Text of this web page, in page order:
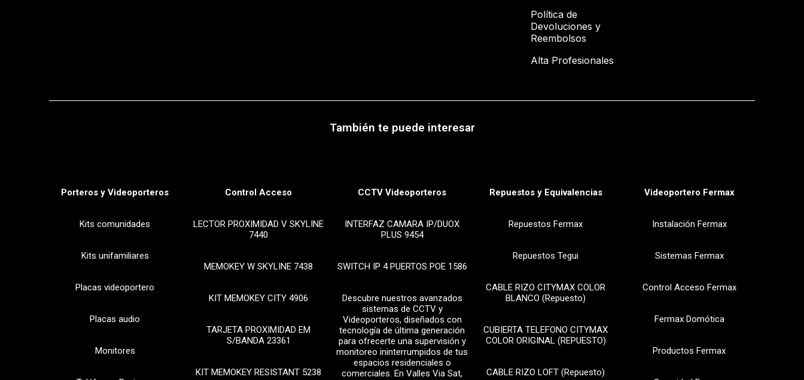
Política de
Devoluciones y
Reembolsos
Alta Profesionales
También te puede interesar
Porteros y Videoporteros
Kits comunidades
Kits unifamiliares
Placas videoportero
Placas audio
Monitores
Control Acceso
LECTOR PROXIMIDAD V SKYLINE
7440
MEMOKEY W SKYLINE 7438
KIT MEMOKEY CITY 4906
TARJETA PROXIMIDAD EM
S/BANDA 23361
KIT MEMOKEY RESISTANT 5238
CCTV Videoporteros
INTERFAZ CAMARA IP/DUOX
PLUS 9454
SWITCH IP 4 PUERTOS POE 1586
Descubre nuestros avanzados
sistemas de CCTV y
Videoporteros, diseñados con
tecnología de última generación
para ofrecerte una supervisión y
monitoreo ininterrumpidos de tus
espacios residenciales o
comerciales. En Valles Via Sat,
Repuestos y Equivalencias
Repuestos Fermax
Repuestos Tegui
CABLE RIZO CITYMAX COLOR
BLANCO (Repuesto)
CUBIERTA TELEFONO CITYMAX
COLOR ORIGINAL (REPUESTO)
CABLE RIZO LOFT (Repuesto)
Videoportero Fermax
Instalación Fermax
Sistemas Fermax
Control Acceso Fermax
Fermax Domótica
Productos Fermax